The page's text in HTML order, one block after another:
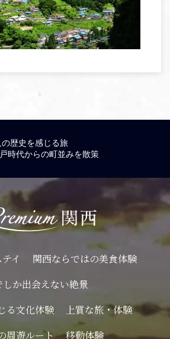
の歴史を感じる旅
時代からの町並みを散策
イ
関西ならではの美食体験
しか出会えない絶景
る文化体験
上質な旅・体験
周遊ルート
移動体験